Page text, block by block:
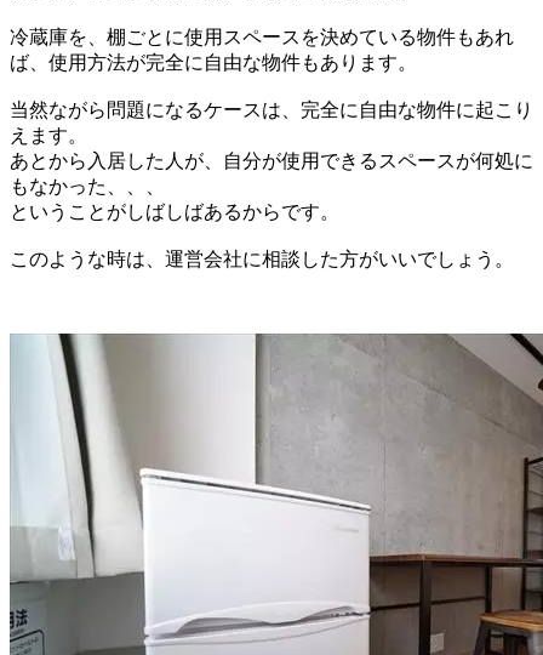
冷蔵庫を、棚ごとに使用スペースを決めている物件もあれ
ば、使用方法が完全に自由な物件もあります。
当然ながら問題になるケースは、完全に自由な物件に起こり
えます。
あとから入居した人が、自分が使用できるスペースが何処に
もなかった、、、
ということがしばしばあるからです。
このような時は、運営会社に相談した方がいいでしょう。